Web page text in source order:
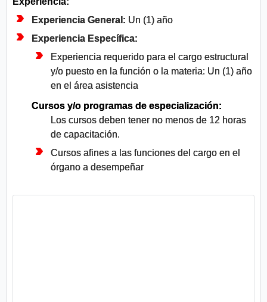
Experiencia General: Un (1) año
Experiencia Específica:
Experiencia requerido para el cargo estructural
y/o puesto en la función o la materia: Un (1) año
en el área asistencia
Cursos y/o programas de especialización:
Los cursos deben tener no menos de 12 horas
de capacitación.
Cursos afines a las funciones del cargo en el
órgano a desempeñar